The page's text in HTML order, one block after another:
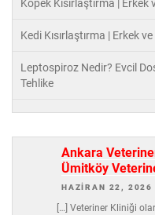
Köpek Kısırlaştırma |
Kedi Kısırlaştırma | Erkek
Leptospiroz Nedir? Evcil
Tehlike
Ankara
Ümitköy
HAZIRAN 22, 2026
[…] Veteriner Kliniği